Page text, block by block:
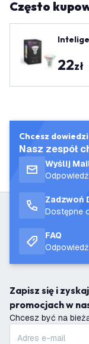
Często
D
22zł
Chcesz
Nasz zespół
Wyślij
Zadzwoń
Dostępne
FAQ
Zapisz się i zyskaj informacje o nowościach i
promocjach w
Chcesz być na